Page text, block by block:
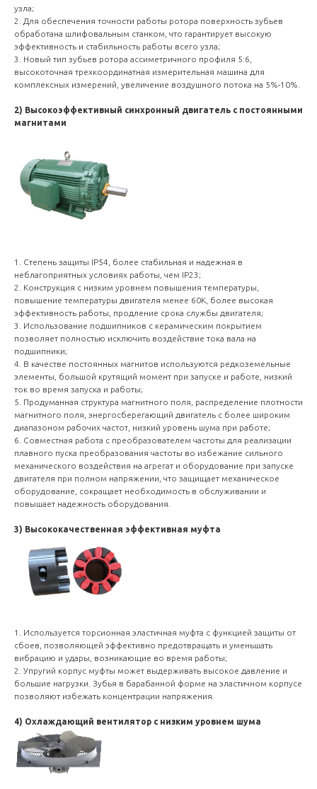
узла;
2. Для обеспечения точности работы ротора поверхность зубьев
обработана шлифовальным станком, что гарантирует высокую
эффективность и стабильность работы всего узла;
3. Новый тип зубьев ротора ассиметричного профиля 5:6,
высокоточная трехкоординатная измерительная машина для
комплексных измерений, увеличение воздушного потока на 5%-10%.
2) Высокоэффективный синхронный двигатель с постоянными
магнитами
1. Степень защиты IP54, более стабильная и надежная в
неблагоприятных условиях работы, чем IP23;
2. Конструкция с низким уровнем повышения температуры,
повышение температуры двигателя менее 60K, более высокая
эффективность работы, продление срока службы двигателя;
3. Использование подшипников с керамическим покрытием
позволяет полностью исключить воздействие тока вала на
подшипники;
4. В качестве постоянных магнитов используются редкоземельные
элементы, большой крутящий момент при запуске и работе, низкий
ток во время запуска и работы;
5. Продуманная структура магнитного поля, распределение плотности
магнитного поля, энергосберегающий двигатель с более широким
диапазоном рабочих частот, низкий уровень шума при работе;
6. Совместная работа с преобразователем частоты для реализации
плавного пуска преобразования частоты во избежание сильного
механического воздействия на агрегат и оборудование при запуске
двигателя при полном напряжении, что защищает механическое
оборудование, сокращает необходимость в обслуживании и
повышает надежность оборудования.
3) Высококачественная эффективная муфта
1. Используется торсионная эластичная муфта с функцией защиты от
сбоев, позволяющей эффективно предотвращать и уменьшать
вибрацию и удары, возникающие во время работы;
2. Упругий корпус муфты может выдерживать высокое давление и
большие нагрузки. Зубья в барабанной форме на эластичном корпусе
позволяют избежать концентрации напряжения.
4) Охлаждающий вентилятор с низким уровнем шума